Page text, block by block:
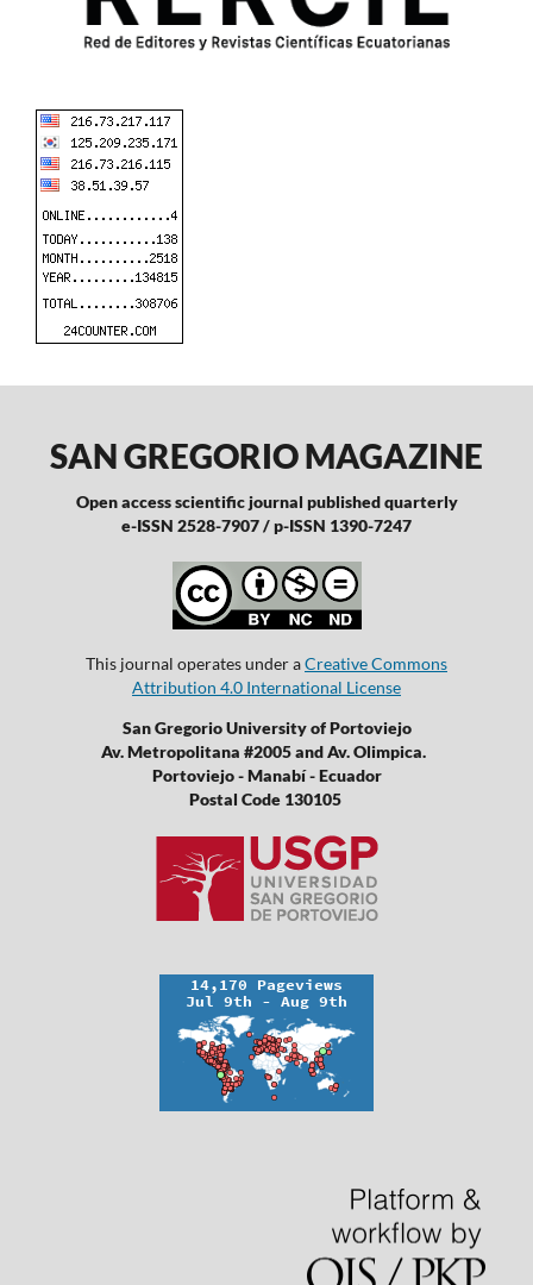
SAN GREGORIO MAGAZINE
Open access scientific journal published quarterly
e-ISSN 2528-7907 / p-ISSN 1390-7247
This journal operates under aCreative Commons
Attribution 4.0 International License
San Gregorio University of Portoviejo
Av. Metropolitana #2005 and Av. Olimpica.
Portoviejo - Manabí - Ecuador
Postal Code 130105